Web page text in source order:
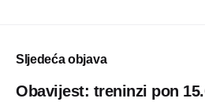
Sljedeća objava
Obavijest: treninzi pon